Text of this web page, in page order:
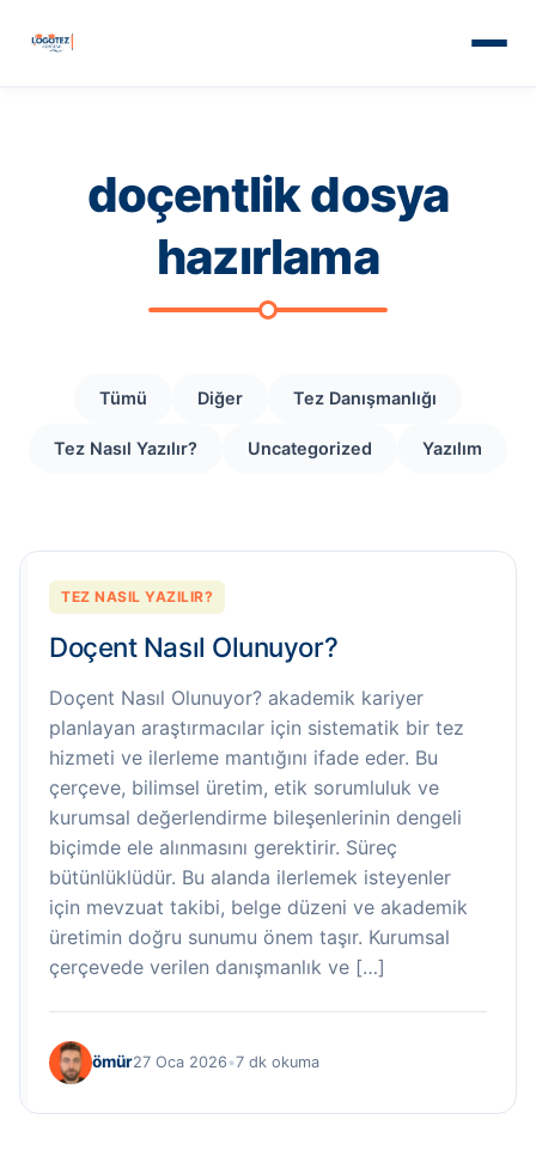
doçentlik dosya
hazırlama
Tümü Diğer Tez Danışmanlığı
Tez Nasıl Yazılır? Uncategorized Yazılım
TEZ NASIL YAZILIR?
Doçent Nasıl Olunuyor?
Doçent Nasıl Olunuyor? akademik kariyer
planlayan araştırmacılar için sistematik bir tez
hizmeti ve ilerleme mantığını ifade eder. Bu
çerçeve, bilimsel üretim, etik sorumluluk ve
kurumsal değerlendirme bileşenlerinin dengeli
biçimde ele alınmasını gerektirir. Süreç
bütünlüklüdür. Bu alanda ilerlemek isteyenler
için mevzuat takibi, belge düzeni ve akademik
üretimin doğru sunumu önem taşır. Kurumsal
çerçevede verilen danışmanlık ve […]
ömür27 Oca 2026 •7 dk okuma